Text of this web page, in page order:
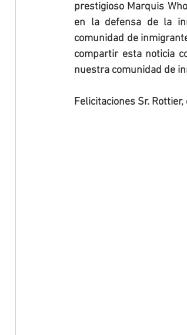
prestigioso Marquis
en la defensa de la
comunidad de
compartir esta noticia
nuestra comunidad de
Felicitaciones Sr.